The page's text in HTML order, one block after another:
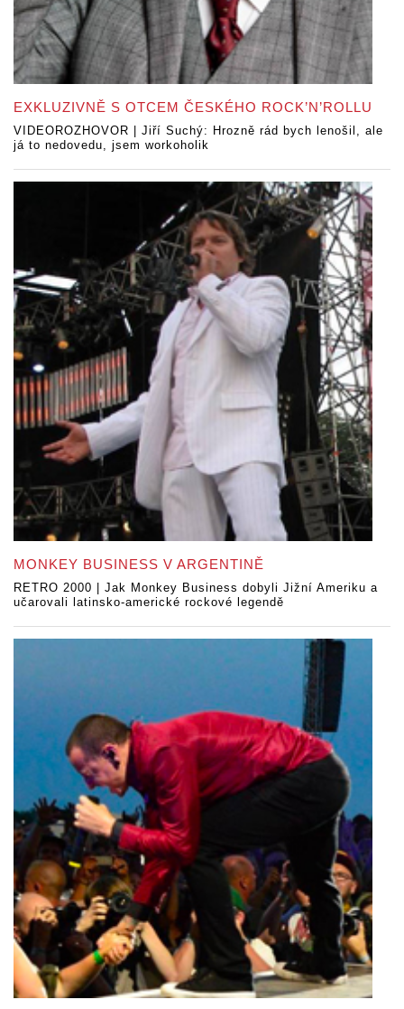
EXKLUZIVNĚ S OTCEM ČESKÉHO ROCK’N’ROLLU
VIDEOROZHOVOR | Jiří Suchý: Hrozně rád bych lenošil, ale
já to nedovedu, jsem workoholik
MONKEY BUSINESS V ARGENTINĚ
RETRO 2000 | Jak Monkey Business dobyli Jižní Ameriku a
učarovali latinsko-americké rockové legendě